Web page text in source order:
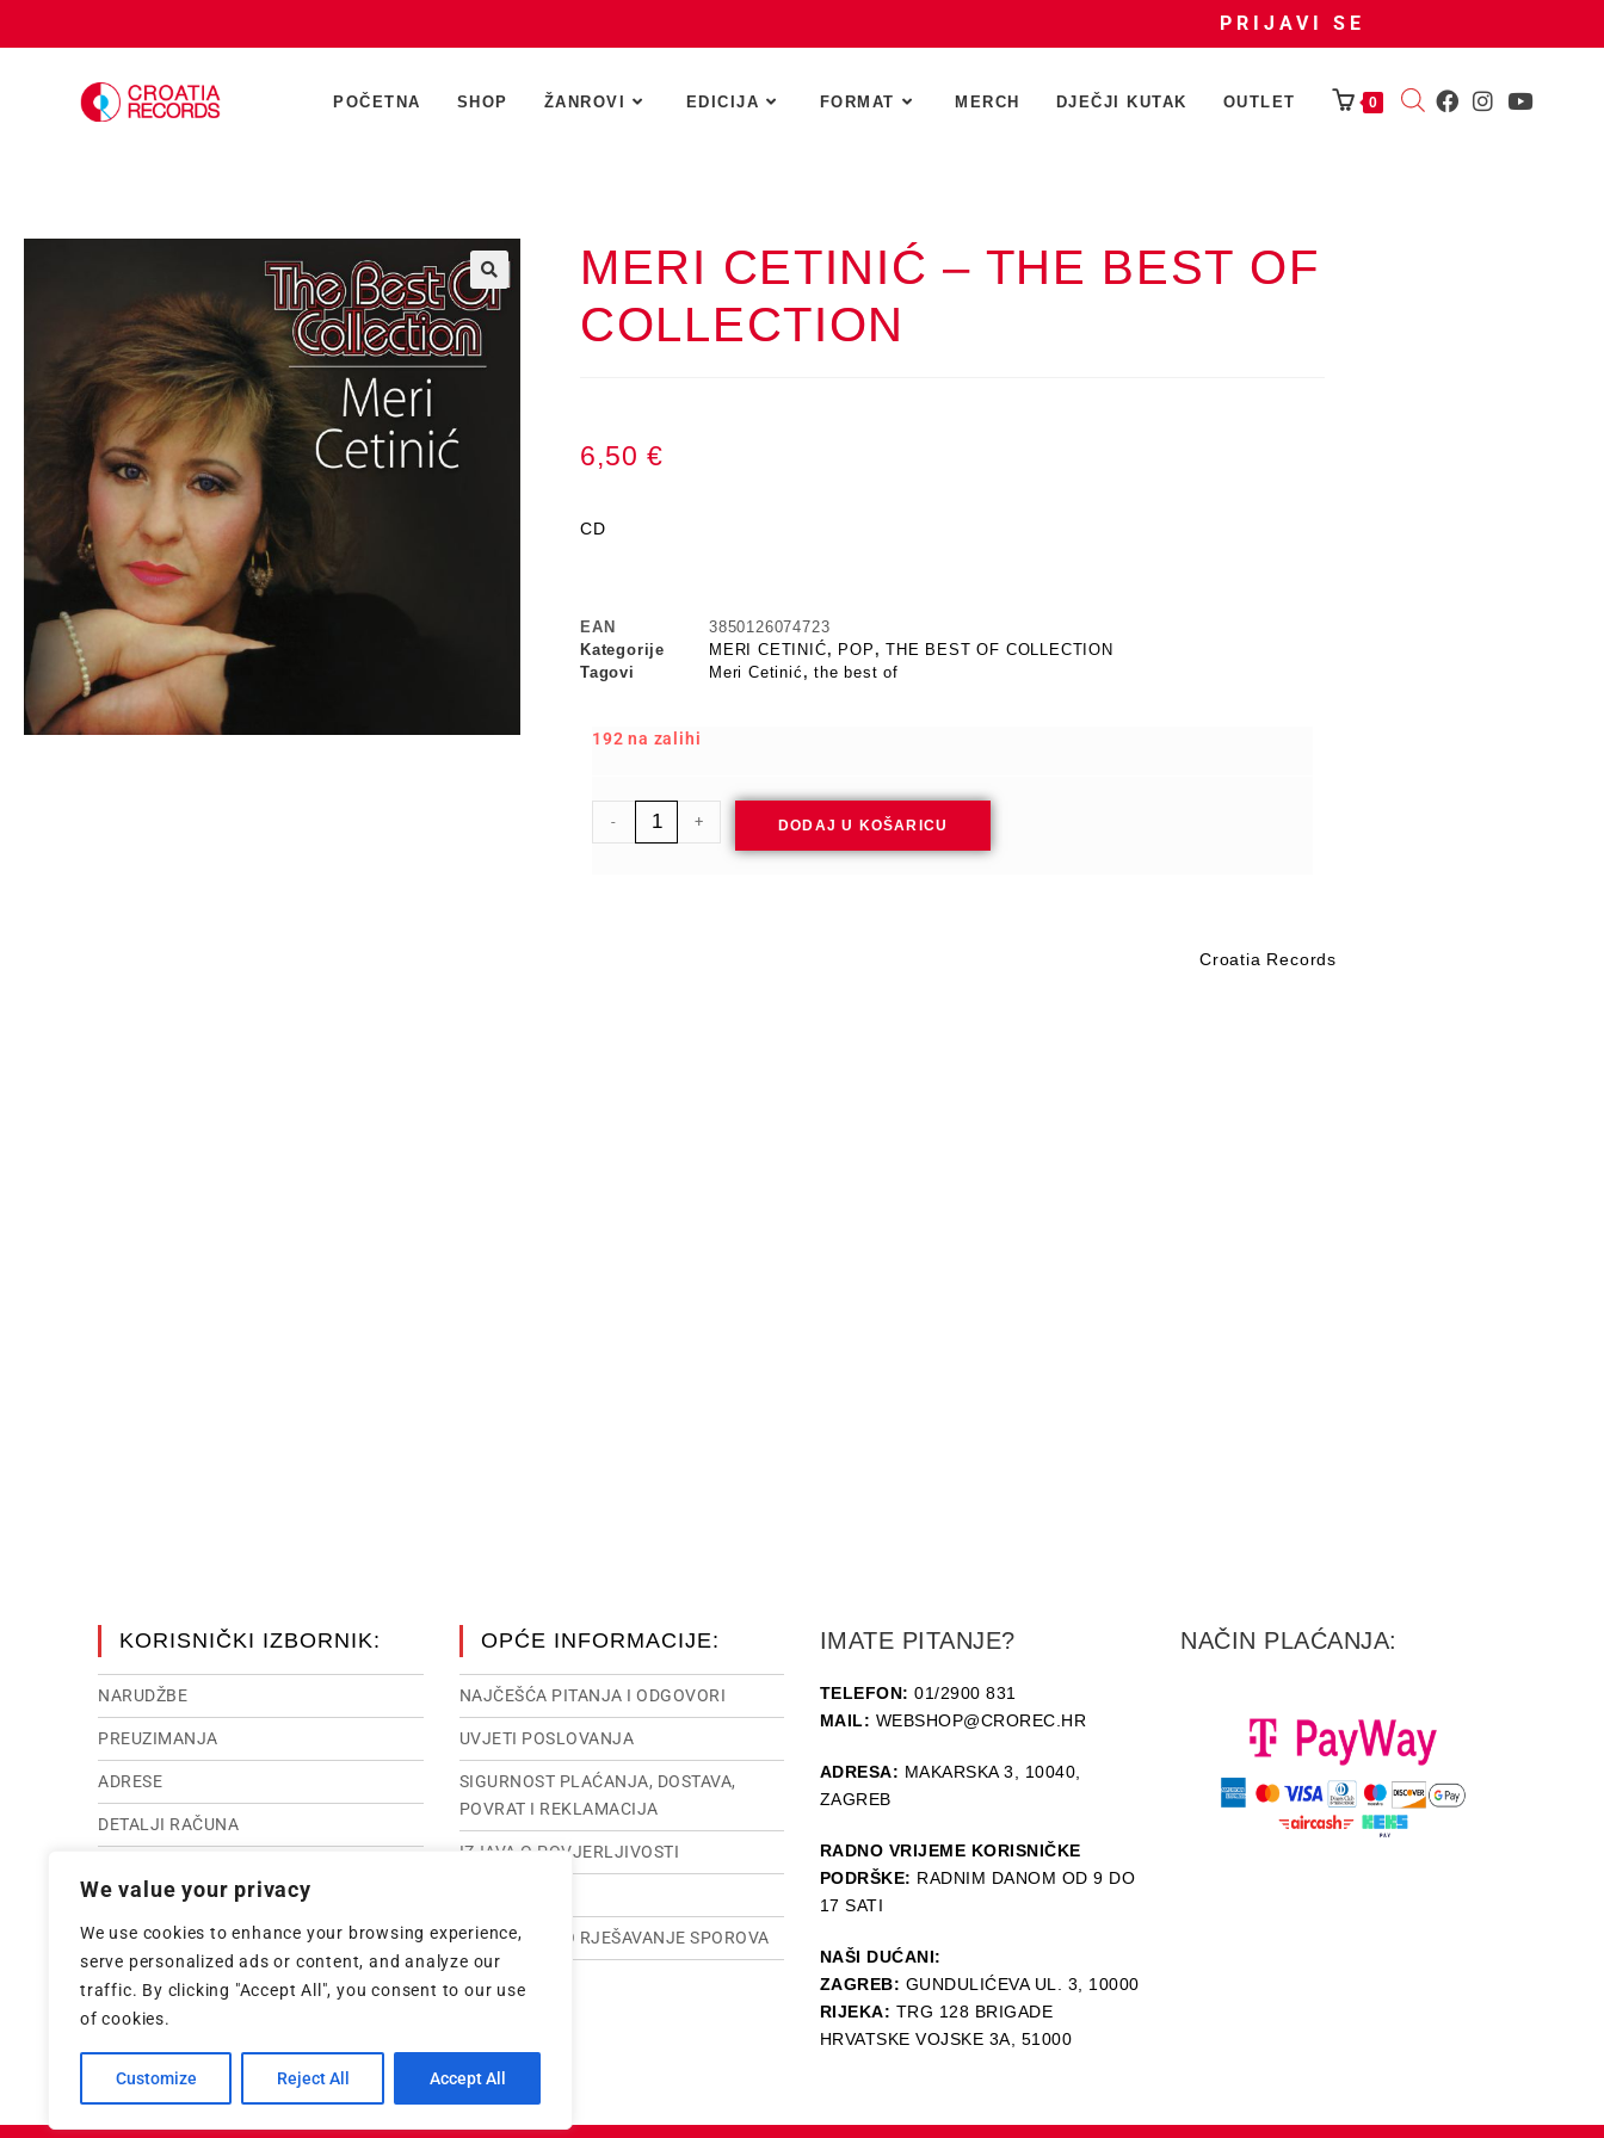
We value your privacy
We use cookies to enhance your browsing experience,
serve personalized ads or content, and analyze our
traffic. By clicking "Accept All", you consent to our use
of cookies.
Customize Reject All Accept All
PRIJAVI SE
POČETNA SHOP ŽANROVI EDICIJA FORMAT MERCH DJEČJI KUTAK OUTLET 0
MERI CETINIĆ – THE BEST OF
COLLECTION
6,50 €
CD
EAN
3850126074723
Kategorije
MERI CETINIĆ, POP ,THE BEST OF COLLECTION
Tagovi
Meri Cetinić ,the best of
192 na zalihi
- + DODAJ U KOŠARICU
Croatia Records
KORISNIČKI IZBORNIK:
NARUDŽBE
PREUZIMANJA
ADRESE
DETALJI RAČUNA
OPĆE INFORMACIJE:
NAJČEŠĆA PITANJA I ODGOVORI
UVJETI POSLOVANJA
SIGURNOST PLAĆANJA, DOSTAVA,
POVRAT I REKLAMACIJA
IZJAVA O POVJERLJIVOSTI
INTERNETSKO RJEŠAVANJE SPOROVA
IMATE PITANJE?
TELEFON: 01/2900 831
MAIL: WEBSHOP@CROREC.HR
ADRESA: MAKARSKA 3, 10040,
ZAGREB
RADNO VRIJEME KORISNIČKE
PODRŠKE: RADNIM DANOM OD 9 DO
17 SATI
NAŠI DUĆANI:
ZAGREB: GUNDULIĆEVA UL. 3, 10000
RIJEKA: TRG 128 BRIGADE
HRVATSKE VOJSKE 3A, 51000
NAČIN PLAĆANJA: